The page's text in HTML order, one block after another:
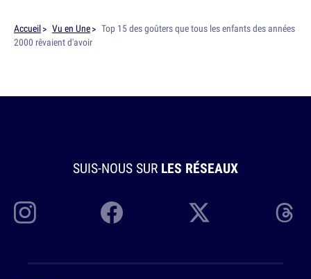
Accueil Vu en Une
Top 15 des goûters que tous les enfants des années
2000 rêvaient d'avoir
SUIS-NOUS SUR LES RÉSEAUX